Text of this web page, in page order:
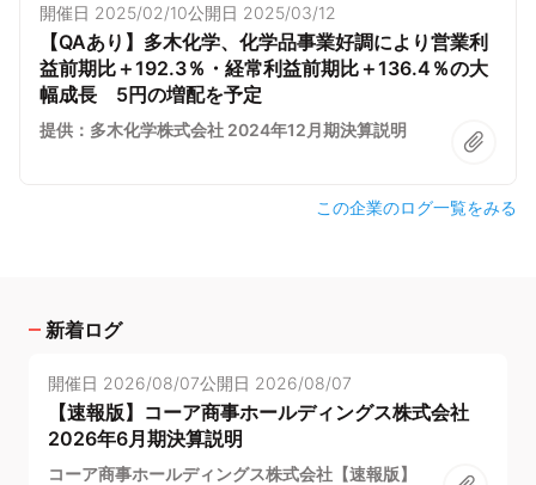
開催日 2025/02/10公開日 2025/03/12
【QAあり】多木化学、化学品事業好調により営業利
益前期比＋192.3％・経常利益前期比＋136.4％の大
幅成長 5円の増配を予定
提供：多木化学株式会社 2024年12月期決算説明
この企業のログ一覧をみる
新着ログ
開催日 2026/08/07公開日 2026/08/07
【速報版】コーア商事ホールディングス株式会社
2026年6月期決算説明
コーア商事ホールディングス株式会社【速報版】